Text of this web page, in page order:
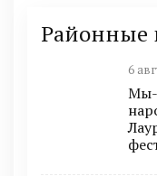
Районные
6
Мы-